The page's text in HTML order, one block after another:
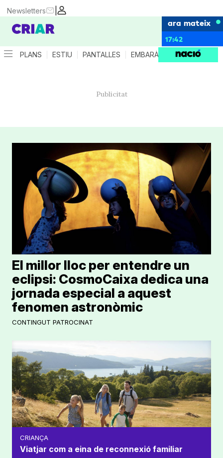
|
Newsletters
ara mateix
17:42
PLANS ESTIU PANTALLES EMBARÀS CRIANÇA
CONTINGUT PATROCINAT
El millor lloc per entendre un
eclipsi: CosmoCaixa dedica una
jornada especial a aquest
fenomen astronòmic
CRIANÇA
Viatjar com a eina de reconnexió familiar